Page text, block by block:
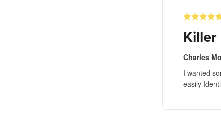
Charles
I wanted
easily